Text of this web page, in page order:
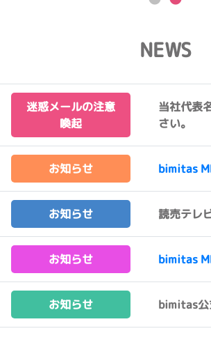
NEWS
迷惑メールの注意
喚起
当社代表
さい。
お知らせ bimitas
お知らせ 読売テレ
お知らせ bimitas
お知らせ bimitas公